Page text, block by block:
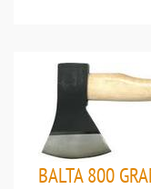
BALTA 800